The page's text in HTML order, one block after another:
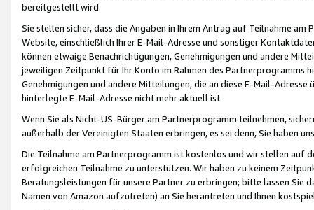
bereitgestellt wird.
Sie stellen sicher, dass die Angaben in Ihrem Antrag auf Teilnahme
Website, einschließlich Ihrer E-Mail-Adresse und sonstiger
können etwaige Benachrichtigungen, Genehmigungen und andere
jeweiligen Zeitpunkt für Ihr Konto im Rahmen des Partnerprogramms
Genehmigungen und andere Mitteilungen, die an diese E-Mail-
hinterlegte E-Mail-Adresse nicht mehr aktuell ist.
Wenn Sie als Nicht-US-Bürger am Partnerprogramm teilnehmen,
außerhalb der Vereinigten Staaten erbringen, es sei denn, Sie haben
Die Teilnahme am Partnerprogramm ist kostenlos und wir stellen auf
erfolgreichen Teilnahme zu unterstützen. Wir haben zu keinem
Beratungsleistungen für unsere Partner zu erbringen; bitte lassen Sie
Namen von Amazon aufzutreten) an Sie herantreten und Ihnen